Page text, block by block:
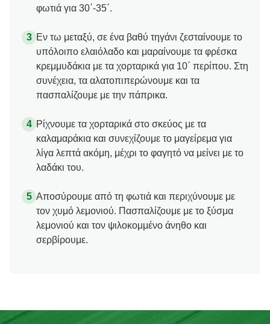
φωτιά για 30΄-35΄.
Εν τω μεταξύ, σε ένα βαθύ τηγάνι ζεσταίνουμε το
υπόλοιπο ελαιόλαδο και μαραίνουμε τα φρέσκα
κρεμμυδάκια με τα χορταρικά για 10΄ περίπου. Στη
συνέχεια, τα αλατοπιπερώνουμε και τα
πασπαλίζουμε με την πάπρικα.
Ρίχνουμε τα χορταρικά στο σκεύος με τα
καλαμαράκια και συνεχίζουμε το μαγείρεμα για
λίγα λεπτά ακόμη, μέχρι το φαγητό να μείνει με το
λαδάκι του.
Αποσύρουμε από τη φωτιά και περιχύνουμε με
τον χυμό λεμονιού. Πασπαλίζουμε με το ξύσμα
λεμονιού και τον ψιλοκομμένο άνηθο και
σερβίρουμε.